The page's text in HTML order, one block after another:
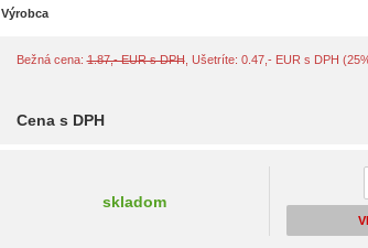
Výrobca
Bežná cena:1.87,- EUR s DPH, Ušetríte: 0.47,- EUR s DPH
Cena s DPH
skladom